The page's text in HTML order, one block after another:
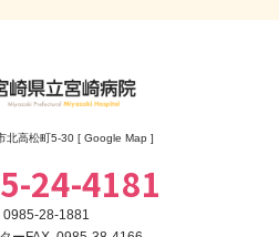
北高松町5-30 [ Google Map]
24-4181
0985-28-1881